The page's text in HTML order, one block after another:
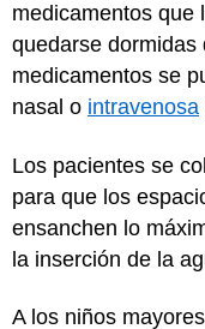
medicamentos que
quedarse dormidas
medicamentos se
nasal o intravenosa
Los pacientes se
para que los
ensanchen lo
la inserción de la
A los niños